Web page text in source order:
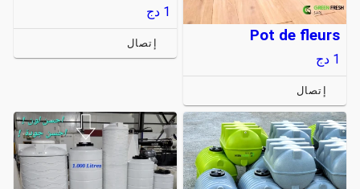
Pot de fleurs
1 دج
إتصال
1 دج
إتصال